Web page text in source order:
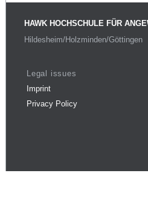
HAWK HOCHSCHULE FÜR
Hildesheim/Holzminden/Göttingen
Legal issues
Imprint
Privacy Policy